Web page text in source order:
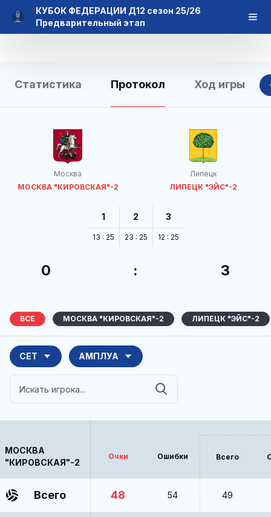
КУБОК ФЕДЕРАЦИИ Д12 сезон 25/26
Предварительный этап
Статистика Протокол Ход игры
Москва
МОСКВА "КИРОВСКАЯ"-2
Липецк
ЛИПЕЦК "ЭЙС"-2
1
13 : 25
2
23 : 25
3
12 : 25
0 : 3
ВСЕ МОСКВА "КИРОВСКАЯ"-2 ЛИПЕЦК "ЭЙС"-2
СЕТ АМПЛУА
МОСКВА
"КИРОВСКАЯ"-2
Очки Ошибки Всего
Всего 48 54 49